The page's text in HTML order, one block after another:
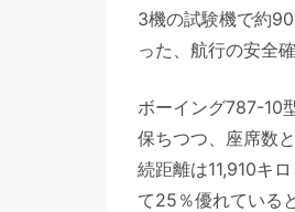
3機の試験機で約
った、航行の安全
ボーイング787-10
保ちつつ、座席数
続距離は11,910キ
て25％優れている